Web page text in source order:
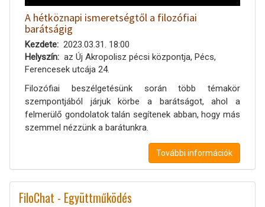
A hétköznapi ismeretségtől a filozófiai
barátságig
Kezdete
2023.03.31. 18:00
Helyszín
az Új Akropolisz pécsi központja, Pécs,
Ferencesek utcája 24.
Filozófiai beszélgetésünk során több témakör
szempontjából járjuk körbe a barátságot, ahol a
felmerülő gondolatok talán segítenek abban, hogy más
szemmel nézzünk a barátunkra.
További információk
FiloChat - Együttműködés